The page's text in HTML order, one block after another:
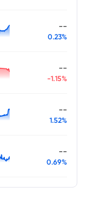
--
0.23%
--
-1.15%
--
1.52%
--
0.69%